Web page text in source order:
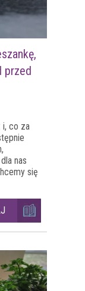
przed
i, co za
nas
się